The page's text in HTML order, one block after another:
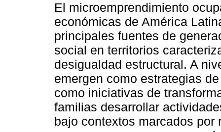
El microemprendimiento
económicas de América
principales fuentes de
social en territorios
desigualdad estructural. A
emergen como estrategias
como iniciativas de
familias desarrollar
bajo contextos marcados